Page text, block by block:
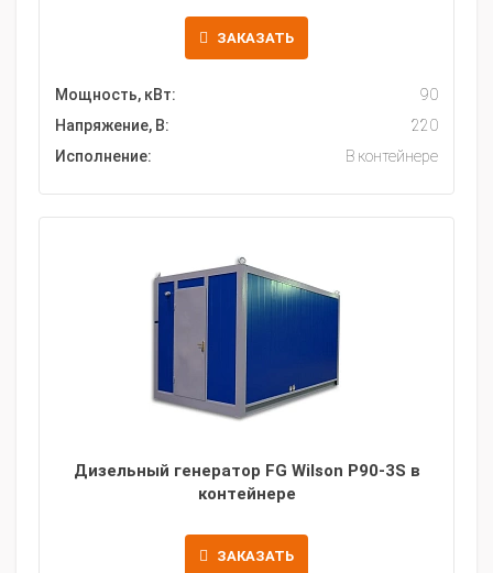
ЗАКАЗАТЬ
Мощность, кВт:
90
Напряжение, В:
220
Исполнение:
В контейнере
Дизельный генератор FG Wilson P90-3S в
контейнере
ЗАКАЗАТЬ